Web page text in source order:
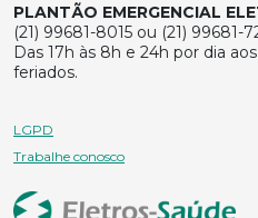
PLANTÃO EMERGENCIAL
(21) 99681-8015 ou (21) 99681-
Das 17h às 8h e 24h por dia
feriados.
LGPD
Trabalhe conosco